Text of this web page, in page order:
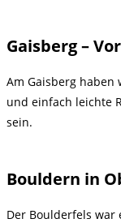
Gaisberg –
Am Gaisberg haben
und einfach leichte
sein.
Bouldern in
Der Boulderfels